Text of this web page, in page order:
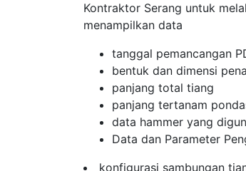
Kontraktor Serang untuk
menampilkan data
tanggal pemancangan
bentuk dan dimensi
panjang total tiang
panjang tertanam
data hammer yang
Data dan Parameter
konfigurasi sambungan